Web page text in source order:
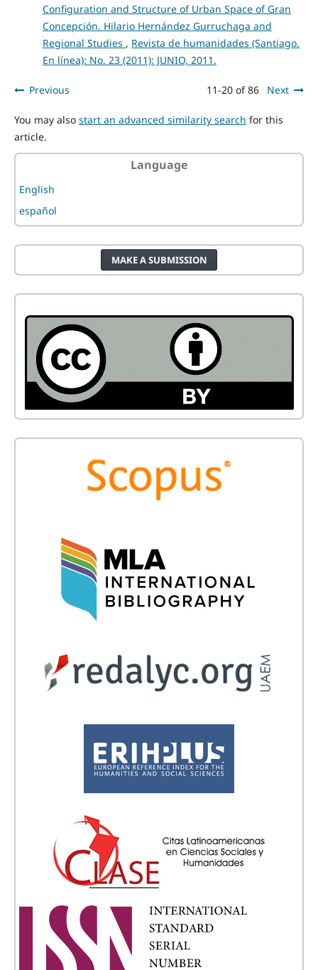
Configuration and Structure of Urban Space of Gran
Concepción. Hilario Hernández Gurruchaga and
Regional Studies , Revista de humanidades (Santiago.
En línea): No. 23 (2011): JUNIO, 2011.
Previous 11-20 of 86 Next
You may also start an advanced similarity search for this
article.
Language
English
español
MAKE A SUBMISSION